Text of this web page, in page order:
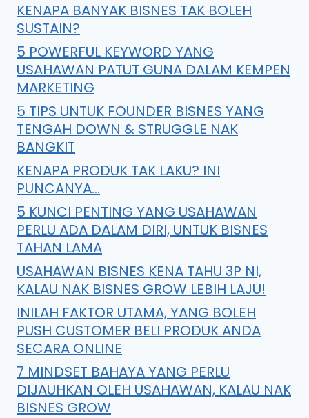
KENAPA BANYAK BISNES TAK BOLEH
SUSTAIN?
5 POWERFUL KEYWORD YANG
USAHAWAN PATUT GUNA DALAM KEMPEN
MARKETING
5 TIPS UNTUK FOUNDER BISNES YANG
TENGAH DOWN & STRUGGLE NAK
BANGKIT
KENAPA PRODUK TAK LAKU? INI
PUNCANYA…
5 KUNCI PENTING YANG USAHAWAN
PERLU ADA DALAM DIRI, UNTUK BISNES
TAHAN LAMA
USAHAWAN BISNES KENA TAHU 3P NI,
KALAU NAK BISNES GROW LEBIH LAJU!
INILAH FAKTOR UTAMA, YANG BOLEH
PUSH CUSTOMER BELI PRODUK ANDA
SECARA ONLINE
7 MINDSET BAHAYA YANG PERLU
DIJAUHKAN OLEH USAHAWAN, KALAU NAK
BISNES GROW